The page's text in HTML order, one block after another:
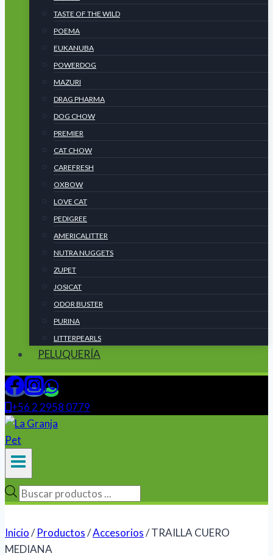
TASTE OF THE WILD
POEMA
EUKANUBA
POWERDOG
MAZURI
DRAG PHARMA
DOG CHOW
PREMIER
CAT CHOW
CAREFRESH
OXBOW
LOVE CAT
PEDIGREE
AMERICALITTER
NUTRA NUGGETS
ZUPET
JOSICAT
ODOR BUSTER
PURINA
LITTERPEARLS
PELUQUERÍA
+56 2 2958 0779
Búsqueda
productos
Inicio/ Productos/Accesorios/TRAILLA CUERO
MEDIANA